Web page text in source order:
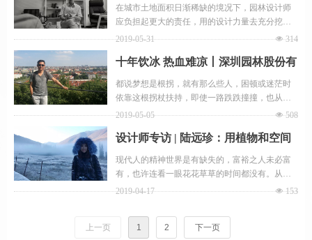
在城市土地面积日渐稀缺的境况下，园林设计师
应负担起更大的责任，用的设计力量去充分挖掘
地块的更大价值，建设宜居生态环境。毕竟，设
넶 314
2019-05-31
十年饮冰 热血难凉丨深圳园林股份有
限公司市场运营总监宋亮华专访
都说梦想是根拐，就有那么些人，困顿或迷茫时
依靠这根拐杖扶持，即使一路跌跌撞撞，也从未
停下脚步。
넶 508
2019-05-05
设计师专访 | 陆远珍：用植物和空间
对话
现代人的精神世界是有缺失的，富裕之人未必富
有，也许连看一眼花花草草的时间都没有。从这
个角度上讲，整天和植物打交道的人是幸福的，
是在用植物这种介质，和时空对话，和生活对
话，把感受到的美好再回馈给社会。
넶 153
2019-04-17
上一页 1 2 下一页